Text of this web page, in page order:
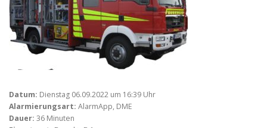
Datum: Dienstag 06.09.2022 um 16:39 Uhr
Alarmierungsart: AlarmApp, DME
Dauer: 36 Minuten